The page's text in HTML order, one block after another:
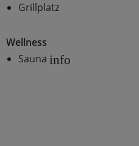
Grillplatz
Wellness
Sauna info